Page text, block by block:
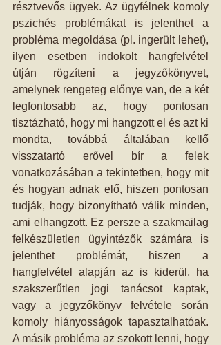
résztvevős ügyek. Az ügyfélnek komoly
pszichés problémákat is jelenthet a
probléma megoldása (pl. ingerült lehet),
ilyen esetben indokolt hangfelvétel
útján rögzíteni a jegyzőkönyvet,
amelynek rengeteg előnye van, de a két
legfontosabb az, hogy pontosan
tisztázható, hogy mi hangzott el és azt ki
mondta, továbbá általában kellő
visszatartó erővel bír a felek
vonatkozásában a tekintetben, hogy mit
és hogyan adnak elő, hiszen pontosan
tudják, hogy bizonyítható válik minden,
ami elhangzott. Ez persze a szakmailag
felkészületlen ügyintézők számára is
jelenthet problémát, hiszen a
hangfelvétel alapján az is kiderül, ha
szakszerűtlen jogi tanácsot kaptak,
vagy a jegyzőkönyv felvétele során
komoly hiányosságok tapasztalhatóak.
A másik probléma az szokott lenni, hogy